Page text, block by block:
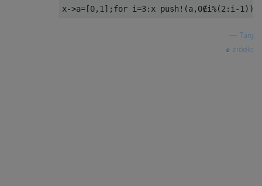
x->a=[0, 1 ]; for i=3: x push !(a, 0∉i%(2 : i -1 ))
Tanj
źródło